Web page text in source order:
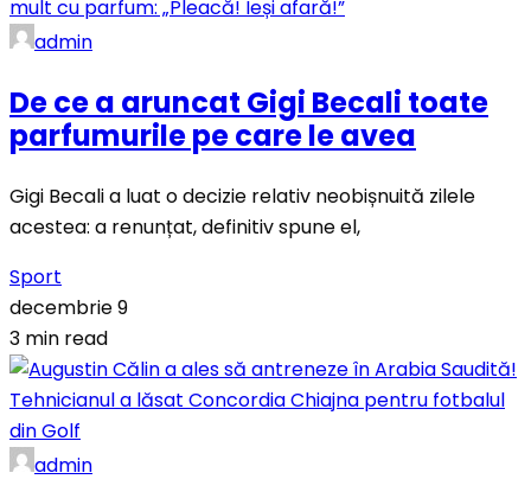
admin
De ce a aruncat Gigi Becali toate
parfumurile pe care le avea
Gigi Becali a luat o decizie relativ neobișnuită zilele
acestea: a renunțat, definitiv spune el,
Sport
decembrie 9
3 min read
admin